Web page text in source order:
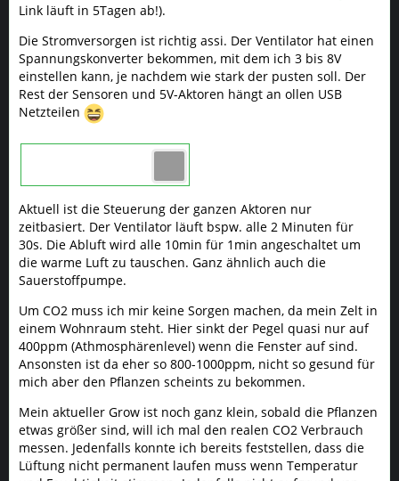
Link läuft in 5Tagen ab!).
Die Stromversorgen ist richtig assi. Der Ventilator hat einen
Spannungskonverter bekommen, mit dem ich 3 bis 8V
einstellen kann, je nachdem wie stark der pusten soll. Der
Rest der Sensoren und 5V-Aktoren hängt an ollen USB
Netzteilen
Aktuell ist die Steuerung der ganzen Aktoren nur
zeitbasiert. Der Ventilator läuft bspw. alle 2 Minuten für
30s. Die Abluft wird alle 10min für 1min angeschaltet um
die warme Luft zu tauschen. Ganz ähnlich auch die
Sauerstoffpumpe.
Um CO2 muss ich mir keine Sorgen machen, da mein Zelt in
einem Wohnraum steht. Hier sinkt der Pegel quasi nur auf
400ppm (Athmosphärenlevel) wenn die Fenster auf sind.
Ansonsten ist da eher so 800-1000ppm, nicht so gesund für
mich aber den Pflanzen scheints zu bekommen.
Mein aktueller Grow ist noch ganz klein, sobald die Pflanzen
etwas größer sind, will ich mal den realen CO2 Verbrauch
messen. Jedenfalls konnte ich bereits feststellen, dass die
Lüftung nicht permanent laufen muss wenn Temperatur